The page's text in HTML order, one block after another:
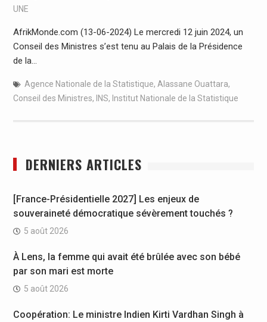
UNE
AfrikMonde.com (13-06-2024) Le mercredi 12 juin 2024, un
Conseil des Ministres s’est tenu au Palais de la Présidence
de la…
Agence Nationale de la Statistique, Alassane Ouattara,
Conseil des Ministres, INS, Institut Nationale de la Statistique
DERNIERS ARTICLES
[France-Présidentielle 2027] Les enjeux de
souveraineté démocratique sévèrement touchés ?
5 août 2026
À Lens, la femme qui avait été brûlée avec son bébé
par son mari est morte
5 août 2026
Coopération: Le ministre Indien Kirti Vardhan Singh à